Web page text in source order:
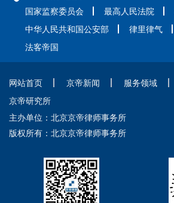
国家监察委员会 最高人民法院
中华人民共和国公安部
律里律气
法客帝国
网站首页 京帝新闻 服务领域
京帝研究所
主办单位：北京京帝律师事务所
版权所有：北京京帝律师事务所